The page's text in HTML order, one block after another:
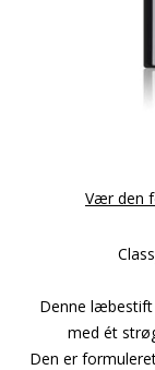
Vær den
Denne læbestift
med ét
Den er